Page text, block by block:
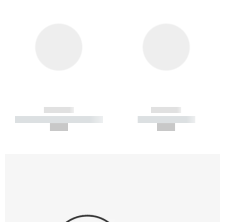
------------
----------- ----------- -----------
------------
----------- -----------